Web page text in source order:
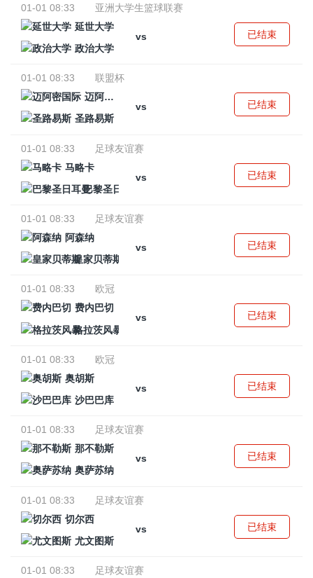
01-01 08:33
亚洲大学生篮球联赛
延世大学
vs
政治大学
已结束
01-01 08:33
联盟杯
迈阿密国际
vs
圣路易斯
已结束
01-01 08:33
足球友谊赛
马略卡
vs
巴黎圣日耳曼
已结束
01-01 08:33
足球友谊赛
阿森纳
vs
皇家贝蒂斯
已结束
01-01 08:33
欧冠
费内巴切
vs
格拉茨风暴
已结束
01-01 08:33
欧冠
奥胡斯
vs
沙巴巴库
已结束
01-01 08:33
足球友谊赛
那不勒斯
vs
奥萨苏纳
已结束
01-01 08:33
足球友谊赛
切尔西
vs
尤文图斯
已结束
01-01 08:33 足球友谊赛